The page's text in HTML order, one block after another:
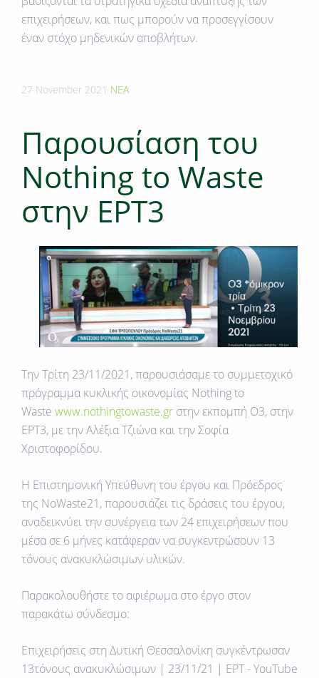
επιχειρήσεων, και πως μπορούν να προσεγγίσουν
έναν στόχο μηδενικών αποβλήτων.
27 November 2021 ΝΕΑ
Παρουσίαση του
Nothing to Waste
στην ΕΡΤ3
Την Τρίτη 23/11/2021, παρουσιάσαμε το συμμετοχικό
πρόγραμμα κυκλικής οικονομίας Nothing to
Waste www.nothingtowaste.gr στην εκπομπή Ο3, στην
ΕΡΤ3, με την Αλέξια Τζιώνα και την Σοφία
Χριστοφορίδου.
Η Επιστημονική Υπεύθυνη του έργου και Πρόεδρος
της NoWaste21, παρουσιάζει τις δράσεις του έργου,
αναδεικνύει την συνέργεια των 24 επιχειρήσεων που
μέσα σε 6 μήνες κατάφεραν να συγκεντρώσουν 13
τόνους ανακυκλώσιμων υλικών.
Παρακολουθήστε το αφιέρωμα στο έργο στον
παρακάτω σύνδεσμο:
Επιχειρήσεις στη Δυτική Θεσσαλονίκη συγκέντρωσαν
13τόνους ανακυκλώσιμων | 23/11/21 | ΕΡΤ - YouTube